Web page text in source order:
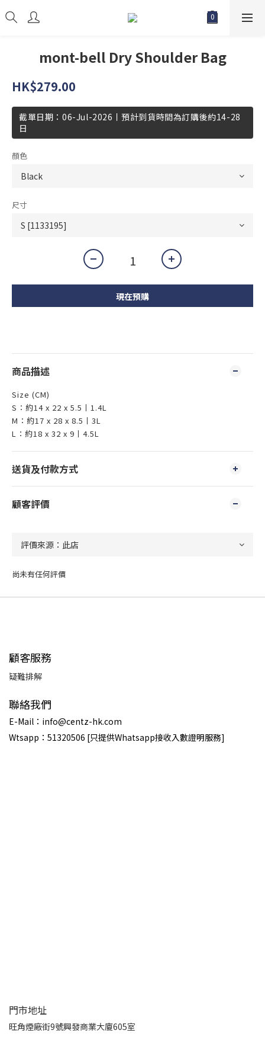
mont-bell Dry Shoulder Bag
HK$279.00
截單日期：06-Jul-2026丨預計到貨時間為訂購後約14-28
日
顏色
尺寸
現在預購
商品描述
Size (CM)
S：約14 x 22 x 5.5丨1.4L
M：約17 x 28 x 8.5丨3L
L：約18 x 32 x 9丨4.5L
送貨及付款方式
顧客評價
尚未有任何評價
顧客服務
疑難排解
聯絡我們
E-Mail：info@centz-hk.com
Wtsapp：51320506 [只提供Whatsapp接收入數證明服務]
門市地址
旺角煙廠街9號興發商業大廈605室